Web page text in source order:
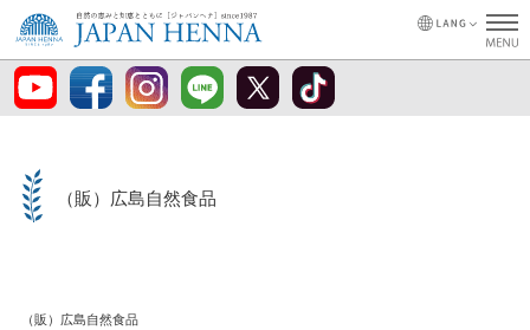
（販）広島自然食品
（販）広島自然食品